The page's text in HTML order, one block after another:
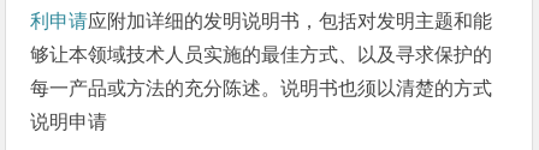
利申请应附加详细的发明说明书，包括对发明主题和能
够让本领域技术人员实施的最佳方式、以及寻求保护的
每一产品或方法的充分陈述。说明书也须以清楚的方式
说明申请